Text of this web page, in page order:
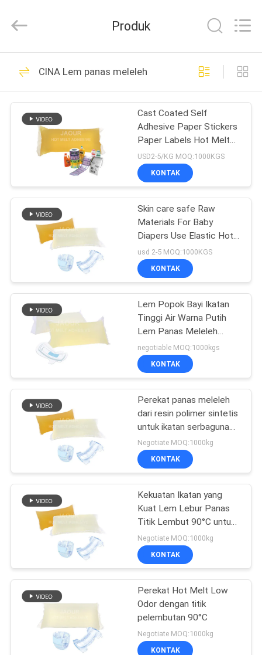
RUMAH
PRODUK
TENTANG
KAMI
TUR
PABRIK
KONTROL
KUALITAS
HUBUNGI
KAMI
BERITA
KASUS-
KASUS
PERMINTAAN
PENAWARAN
SITEMAP
KEBIJAKAN
PRIVASI
Adhesive
Products
Rights
perekat PSA panas
meleleh
105
perekat sensitif
tekanan panas
meleleh
78
Perekat Sensitif
Tekanan PSA
LEM PSA
Perekat Lem
Meleleh Panas
18
Produk
CINA Lem panas meleleh
Cast Coated Self
Adhesive Paper Stickers
Paper Labels Hot Melt
Glue
USD2-5/KG MOQ:1000KGS
KONTAK
Skin care safe Raw
Materials For Baby
Diapers Use Elastic Hot
Melt Glue
usd 2-5 MOQ:1000KGS
KONTAK
Lem Popok Bayi Ikatan
Tinggi Air Warna Putih
Lem Panas Meleleh
Kelas Premium
negotiable MOQ:1000kgs
KONTAK
Perekat panas meleleh
dari resin polimer sintetis
untuk ikatan serbaguna
dalam kondisi dingin dan
kering
Negotiate MOQ:1000kg
KONTAK
Kekuatan Ikatan yang
Kuat Lem Lebur Panas
Titik Lembut 90°C untuk
Aplikasi Industri
Negotiate MOQ:1000kg
KONTAK
Perekat Hot Melt Low
Odor dengan titik
pelembutan 90°C
Negotiate MOQ:1000kg
KONTAK